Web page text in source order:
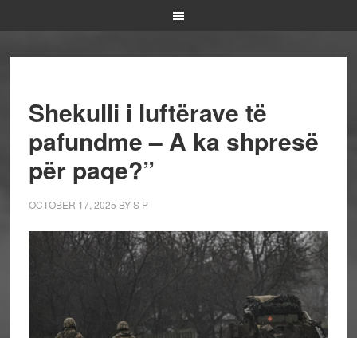
Shekulli i luftërave të
pafundme – A ka shpresë
për paqe?”
OCTOBER 17, 2025 BYS P